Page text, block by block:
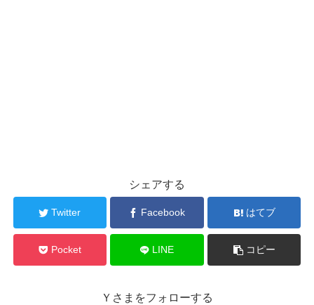
シェアする
Twitter Facebook はてブ
Pocket LINE コピー
Ｙさまをフォローする